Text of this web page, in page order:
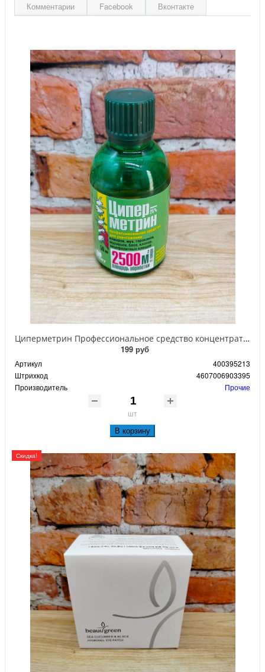
Комментарии Facebook Вконтакте
Циперметрин Профессиональное средство концентрат эмульсии 25% для уничтожения тараканов, мух,комаров, блох, клопов, муравьев, ос 50 мл
199 руб
Артикул
400395213
Штрихкод
4607006903395
Производитель
Прочие
шт
В корзину
Скидка!